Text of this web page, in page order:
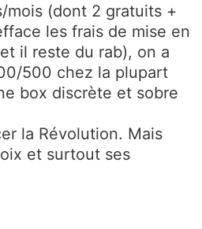
mois (dont 2 gratuits +
les frais de mise en
il reste du rab), on a
500 chez la plupart
box discrète et sobre
la Révolution. Mais
et surtout ses